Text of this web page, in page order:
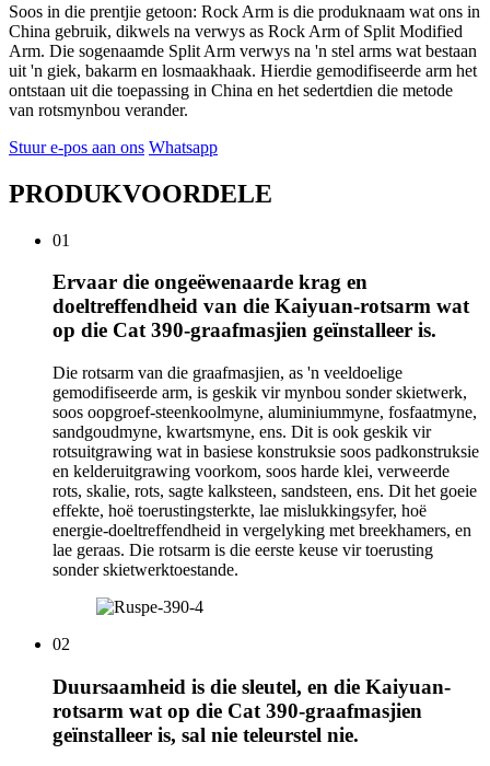
Soos in die prentjie getoon: Rock Arm is die produknaam wat ons in
China gebruik, dikwels na verwys as Rock Arm of Split Modified
Arm. Die sogenaamde Split Arm verwys na 'n stel arms wat bestaan ​​
uit 'n giek, bakarm en losmaakhaak. Hierdie gemodifiseerde arm het
ontstaan ​​uit die toepassing in China en het sedertdien die metode
van rotsmynbou verander.
Stuur e-pos aan ons Whatsapp
PRODUKVOORDELE
01
Ervaar die ongeëwenaarde krag en
doeltreffendheid van die Kaiyuan-rotsarm wat
op die Cat 390-graafmasjien geïnstalleer is.
Die rotsarm van die graafmasjien, as 'n veeldoelige
gemodifiseerde arm, is geskik vir mynbou sonder skietwerk,
soos oopgroef-steenkoolmyne, aluminiummyne, fosfaatmyne,
sandgoudmyne, kwartsmyne, ens. Dit is ook geskik vir
rotsuitgrawing wat in basiese konstruksie soos padkonstruksie
en kelderuitgrawing voorkom, soos harde klei, verweerde
rots, skalie, rots, sagte kalksteen, sandsteen, ens. Dit het goeie
effekte, hoë toerustingsterkte, lae mislukkingsyfer, hoë
energie-doeltreffendheid in vergelyking met breekhamers, en
lae geraas. Die rotsarm is die eerste keuse vir toerusting
sonder skietwerktoestande.
02
Duursaamheid is die sleutel, en die Kaiyuan-
rotsarm wat op die Cat 390-graafmasjien
geïnstalleer is, sal nie teleurstel nie.